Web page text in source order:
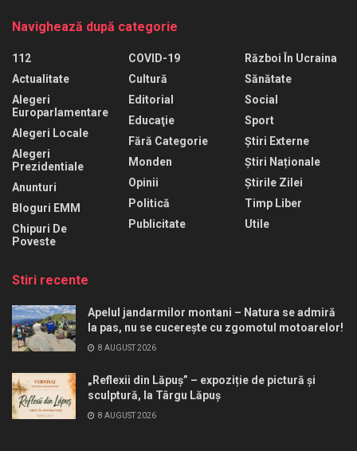
Navighează după categorie
112
Actualitate
Alegeri
Europarlamentare
Alegeri Locale
Alegeri
Prezidentiale
Anunturi
Bloguri EMM
Chipuri De
Poveste
COVID-19
Cultură
Editorial
Educaţie
Fără Categorie
Monden
Opinii
Politică
Publicitate
Război În Ucraina
Sănătate
Social
Sport
Știri Externe
Știri Naționale
Știrile Zilei
Timp Liber
Utile
Stiri recente
Apelul jandarmilor montani – Natura se admiră
la pas, nu se cucerește cu zgomotul motoarelor!
8 AUGUST 2026
„Reflexii din Lăpuș” – expoziție de pictură și
sculptură, la Târgu Lăpuș
8 AUGUST 2026